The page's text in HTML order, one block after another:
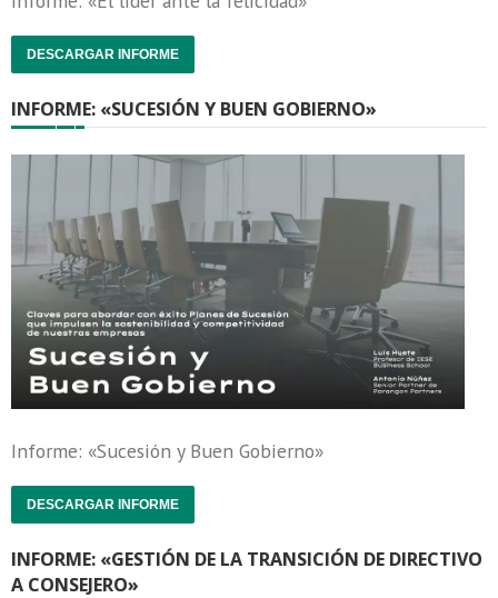
DESCARGAR INFORME
INFORME: «SUCESIÓN Y BUEN GOBIERNO»
Informe: «Sucesión y Buen Gobierno»
DESCARGAR INFORME
INFORME: «GESTIÓN DE LA TRANSICIÓN DE DIRECTIVO
A CONSEJERO»